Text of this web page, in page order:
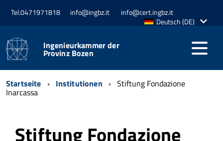
Tel.0471971818 info@ingbz.it
info@cert.ingbz.it
AktiveDeutsch (DE)
Ingenieurkammer der
Provinz Bozen
Startseite Institutionen Stiftung Fondazione
Inarcassa
Stiftung Fondazione